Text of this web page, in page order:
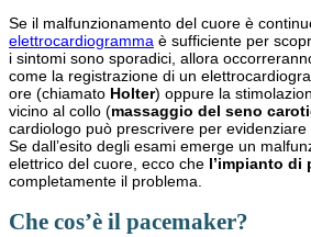
Se il malfunzionamento del cuore è
elettrocardiogramma è sufficiente per
i sintomi sono sporadici, allora
come la registrazione di un
ore (chiamato Holter) oppure la
vicino al collo (massaggio del seno
cardiologo può prescrivere per evidenziare
Se dall’esito degli esami emerge un
elettrico del cuore, ecco che l’impianto di
completamente il problema.
Che cos’è il pacemaker?